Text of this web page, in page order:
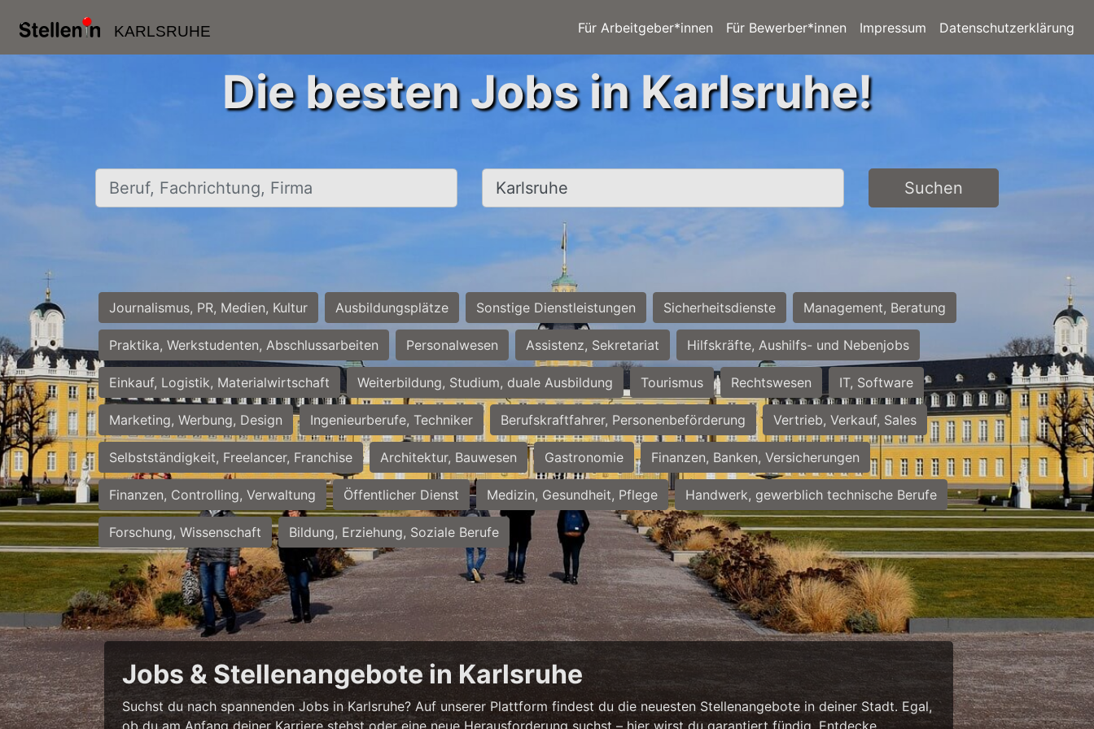
KARLSRUHE Für Arbeitgeber*innen Für Bewerber*innen Impressum Datenschutzerklärung
Die besten Jobs in Karlsruhe!
Beruf, Fachrichtung, Firma Ort, Stadt Suchen
Journalismus, PR, Medien, Kultur Ausbildungsplätze Sonstige Dienstleistungen Sicherheitsdienste Management, Beratung
Praktika, Werkstudenten, Abschlussarbeiten Personalwesen Assistenz, Sekretariat Hilfskräfte, Aushilfs- und Nebenjobs
Einkauf, Logistik, Materialwirtschaft Weiterbildung, Studium, duale Ausbildung Tourismus Rechtswesen IT, Software
Marketing, Werbung, Design Ingenieurberufe, Techniker Berufskraftfahrer, Personenbeförderung Vertrieb, Verkauf, Sales
Selbstständigkeit, Freelancer, Franchise Architektur, Bauwesen Gastronomie Finanzen, Banken, Versicherungen
Finanzen, Controlling, Verwaltung Öffentlicher Dienst Medizin, Gesundheit, Pflege Handwerk, gewerblich technische Berufe
Forschung, Wissenschaft Bildung, Erziehung, Soziale Berufe
Jobs & Stellenangebote in Karlsruhe
Suchst du nach spannenden Jobs in Karlsruhe? Auf unserer Plattform findest du die neuesten Stellenangebote in deiner Stadt. Egal,